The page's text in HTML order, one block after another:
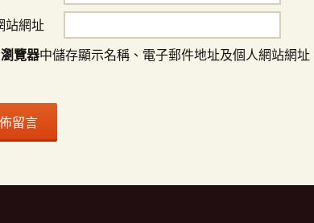
站網址
瀏覽器中儲存顯示名稱、電子郵件地址及個人網站網